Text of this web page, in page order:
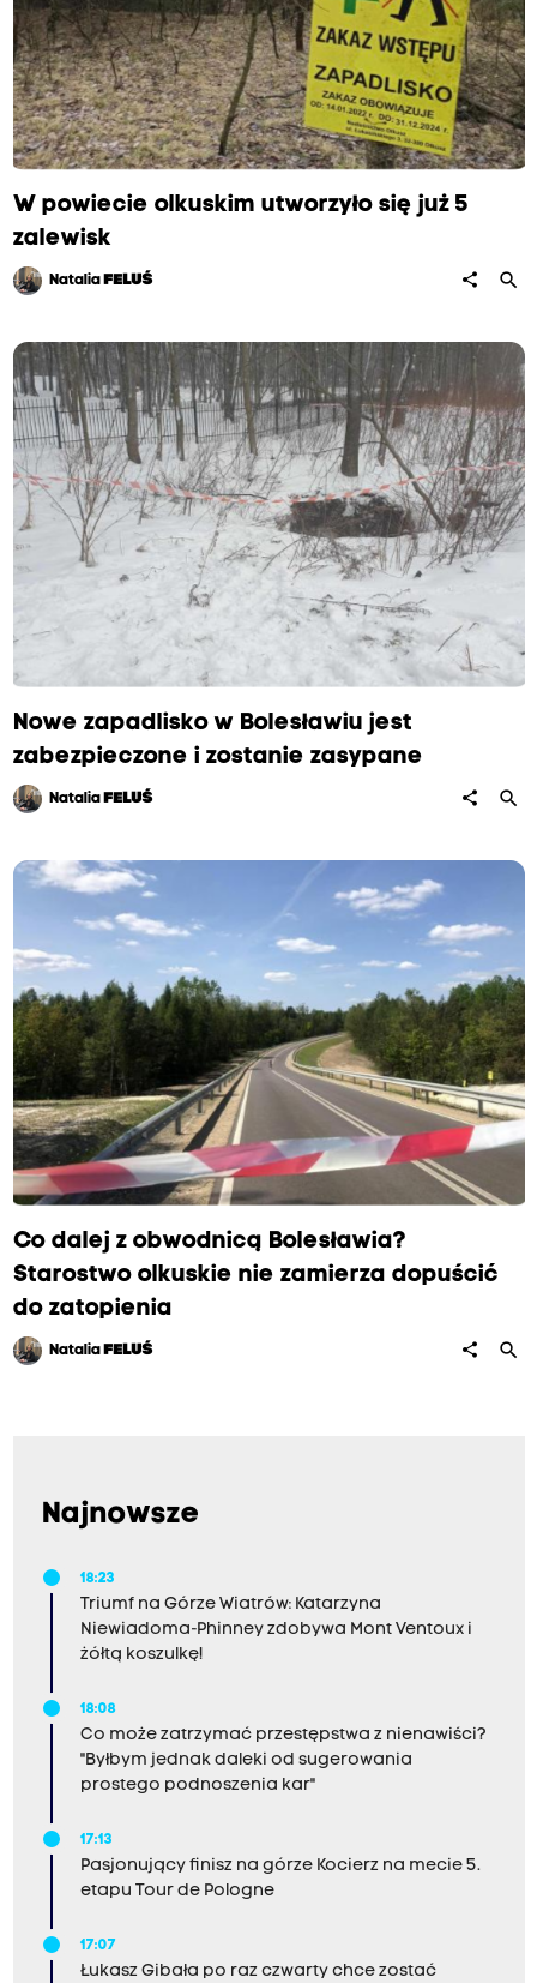
W powiecie olkuskim utworzyło się już 5
zalewisk
Natalia FELUŚ share search
Nowe zapadlisko w Bolesławiu jest
zabezpieczone i zostanie zasypane
Natalia FELUŚ share search
Co dalej z obwodnicą Bolesławia?
Starostwo olkuskie nie zamierza dopuścić
do zatopienia
Natalia FELUŚ share search
Najnowsze
18:23
Triumf na Górze Wiatrów: Katarzyna
Niewiadoma-Phinney zdobywa Mont Ventoux i
żółtą koszulkę!
18:08
Co może zatrzymać przestępstwa z nienawiści?
"Byłbym jednak daleki od sugerowania
prostego podnoszenia kar"
17:13
Pasjonujący finisz na górze Kocierz na mecie 5.
etapu Tour de Pologne
17:07
Łukasz Gibała po raz czwarty chce zostać